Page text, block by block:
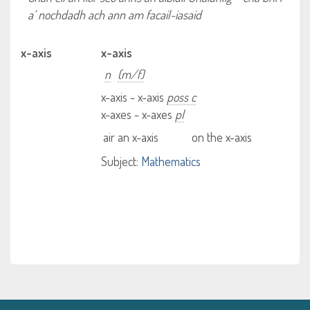
a’ nochdadh ach ann am facail-iasaid
x-axis
x-axis
n (m/f)
x-axis - x-axis poss c
x-axes - x-axes pl
air an x-axis
on the x-axis
Subject: Mathematics